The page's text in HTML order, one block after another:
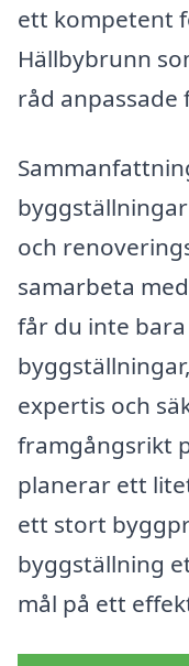
ett kompetent
Hällbybrunn
råd
och
samarbeta
får du inte
expertis och
framgångsrikt
planerar ett
ett stort
byggställning
mål på ett